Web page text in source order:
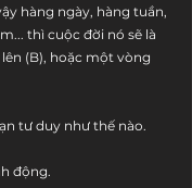
hàng ngày, hàng tuần,
thì cuộc đời nó sẽ là
(B), hoặc một vòng
tư duy như thế nào.
động.